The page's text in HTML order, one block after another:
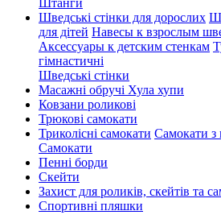
Шведські стінки для дорослих
для дітей Навесы к взрослым
Аксессуары к детским стенкам
гімнастичні
Шведські стінки
Масажні обручі Хула хупи
Ковзани роликові
Трюкові самокати
Триколісні самокати Самокати з
Cамокати
Пенні борди
Скейти
Захист для роликів, скейтів та
Спортивні пляшки